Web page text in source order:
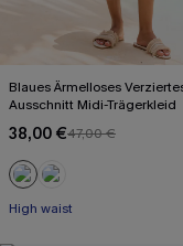
Blaues Ärmelloses
Ausschnitt Midi-Trägerkleid
38,00 €47,00 €
High waist